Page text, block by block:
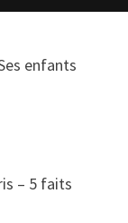
enfants
– 5 faits